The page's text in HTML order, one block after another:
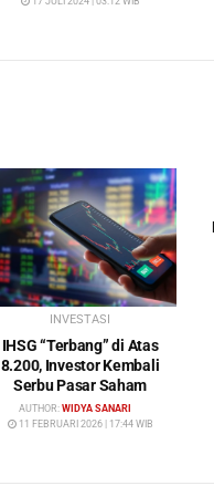
INVESTASI
IHSG “Terbang” di Atas
8.200, Investor Kembali
Serbu Pasar Saham
AUTHOR: WIDYA SANARI
11 FEBRUARI 2026 | 17:44 WIB